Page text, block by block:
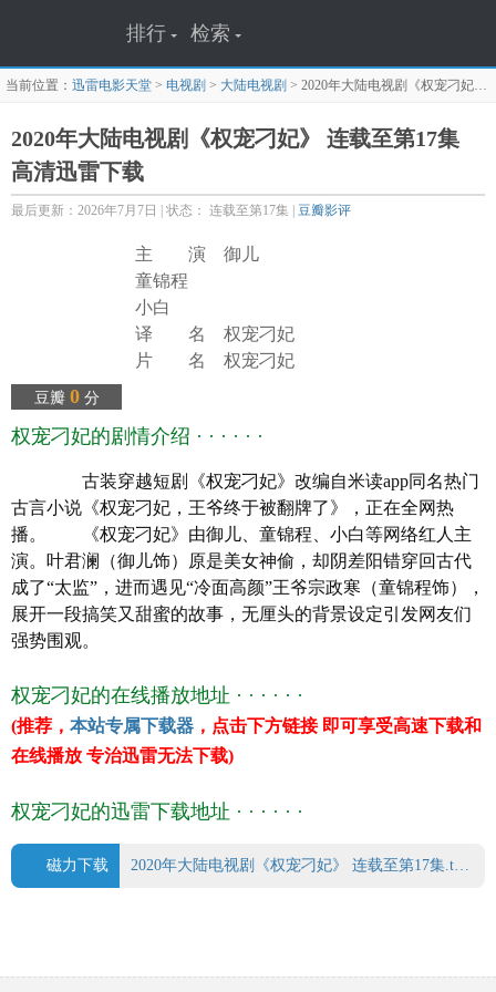
排行 检索
当前位置： 迅雷电影天堂 > 电视剧 > 大陆电视剧 > 2020年大陆电视剧《权宠刁妃》 连载至第17集
2020年大陆电视剧《权宠刁妃》 连载至第17集
高清迅雷下载
最后更新：2026年7月7日 | 状态： 连载至第17集 | 豆瓣影评
豆瓣 0分
主 演 御儿
童锦程
小白
译 名 权宠刁妃
片 名 权宠刁妃
类 别 喜剧/短片/古装
上映日期 2020-04-15
豆瓣评分 0.0
主 演 御儿/童锦程/小白
权宠刁妃的剧情介绍 · · · · · ·
古装穿越短剧《权宠刁妃》改编自米读app同名热门
古言小说《权宠刁妃，王爷终于被翻牌了》，正在全网热
播。 《权宠刁妃》由御儿、童锦程、小白等网络红人主
演。叶君澜（御儿饰）原是美女神偷，却阴差阳错穿回古代
成了“太监”，进而遇见“冷面高颜”王爷宗政寒（童锦程饰），
展开一段搞笑又甜蜜的故事，无厘头的背景设定引发网友们
强势围观。
权宠刁妃的在线播放地址 · · · · · ·
(推荐， 本站专属下载器 ，点击下方链接 即可享受高速下载和
在线播放 专治迅雷无法下载)
权宠刁妃的迅雷下载地址 · · · · · ·
磁力下载 2020年大陆电视剧《权宠刁妃》 连载至第17集.torrent